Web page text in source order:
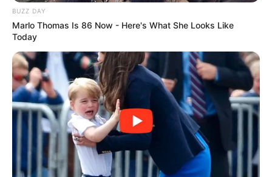
BUZZ DAY
Marlo Thomas Is 86 Now - Here's What She Looks Like
Today